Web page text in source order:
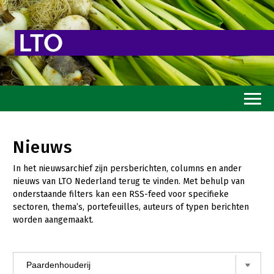
Toekomstvisie
Goed eten
Mooi groen
Sterk ondernemerschap
Nieuws
In het nieuwsarchief zijn persberichten, columns en ander
nieuws van LTO Nederland terug te vinden. Met behulp van
onderstaande filters kan een RSS-feed voor specifieke
sectoren, thema’s, portefeuilles, auteurs of typen berichten
worden aangemaakt.